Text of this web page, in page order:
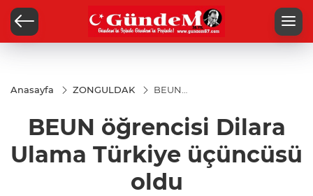
Anasayfa ZONGULDAK
BEUN
Ulama
Türkiye
üçüncüsü
oldu
BEUN öğrencisi Dilara
Ulama Türkiye üçüncüsü
oldu